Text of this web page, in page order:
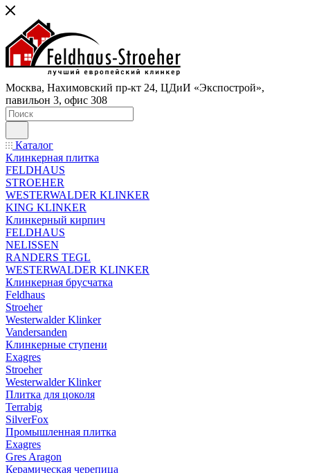
Москва, Нахимовский пр-кт 24, ЦДиИ «Экспострой»,
павильон 3, офис 308
Каталог
Клинкерная плитка
FELDHAUS
STROEHER
WESTERWALDER KLINKER
KING KLINKER
Клинкерный кирпич
FELDHAUS
NELISSEN
RANDERS TEGL
WESTERWALDER KLINKER
Клинкерная брусчатка
Feldhaus
Stroeher
Westerwalder Klinker
Vandersanden
Клинкерные ступени
Exagres
Stroeher
Westerwalder Klinker
Плитка для цоколя
Terrabig
SilverFox
Промышленная плитка
Exagres
Gres Aragon
Керамическая черепица